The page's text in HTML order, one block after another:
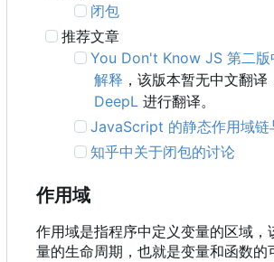
闭包
推荐文章
You Don't Know JS 第二版
解释 ，该版本暂无中文翻译
DeepL 进行翻译。
JavaScript 的静态作用域链
知乎中关于闭包的讨论
作用域
作用域是指程序中定义变量的区域，
量的生命周期，也就是变量和函数的